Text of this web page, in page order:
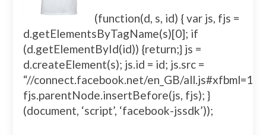
(function(d, s, id) { var js, fjs =
d.getElementsByTagName(s)[0]; if
(d.getElementById(id)) {return;} js =
d.createElement(s); js.id = id; js.src =
“//connect.facebook.net/en_GB/
fjs.parentNode.insertBefore(js, fjs); }
(document, ‘script’, ‘facebook-jssdk’));